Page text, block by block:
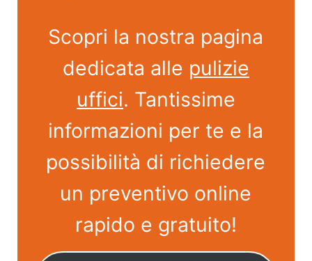
Scopri la nostra pagina
dedicata alle pulizie
uffici. Tantissime
informazioni per te e la
possibilità di richiedere
un preventivo online
rapido e gratuito!